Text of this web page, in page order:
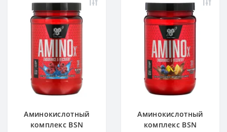
Аминокислотный
комплекс BSN
Аминокислотный
комплекс BSN